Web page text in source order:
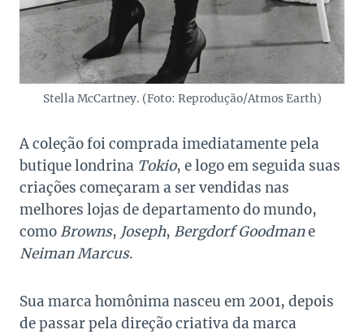
Stella McCartney. (Foto: Reprodução/Atmos Earth)
A coleção foi comprada imediatamente pela
butique londrina Tokio, e logo em seguida suas
criações começaram a ser vendidas nas
melhores lojas de departamento do mundo,
como Browns, Joseph, Bergdorf Goodmane
Neiman Marcus.
Sua marca homônima nasceu em 2001, depois
de passar pela direção criativa da marca